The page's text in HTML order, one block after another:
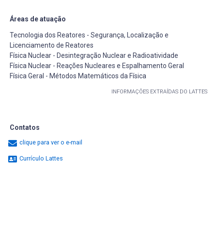
Áreas de atuação
Tecnologia dos Reatores - Segurança, Localização e
Licenciamento de Reatores
Física Nuclear - Desintegração Nuclear e Radioatividade
Física Nuclear - Reações Nucleares e Espalhamento Geral
Física Geral - Métodos Matemáticos da Física
INFORMAÇÕES EXTRAÍDAS DO LATTES
Contatos
clique para ver o e-mail
Currículo Lattes